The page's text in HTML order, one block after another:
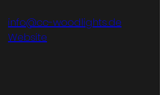
info@cc-woodlights.de
Website